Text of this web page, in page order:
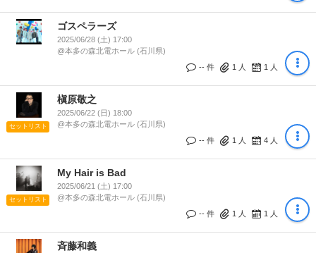
ゴスペラーズ
2025/06/28 (土) 17:00
@本多の森北電ホール (石川県)
-- 件
1 人 1 人
セットリスト
槇原敬之
2025/06/22 (日) 18:00
@本多の森北電ホール (石川県)
-- 件
1 人 4 人
セットリスト
My Hair is Bad
2025/06/21 (土) 17:00
@本多の森北電ホール (石川県)
-- 件
1 人 1 人
斉藤和義